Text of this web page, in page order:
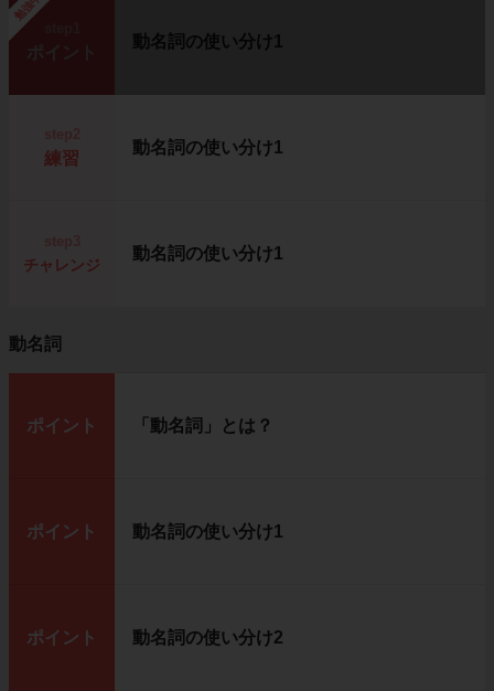
勉強中
動名詞の使い分け1
練習
動名詞の使い分け1
チャレンジ
動名詞の使い分け1
動名詞
ポイント 「動名詞」とは？
ポイント 動名詞の使い分け1
ポイント 動名詞の使い分け2